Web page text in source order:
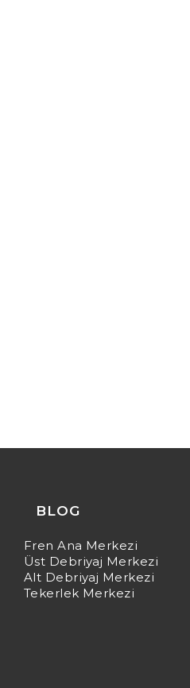
BLOG
Fren Ana Merkezi
Üst Debriyaj Merkezi
Alt Debriyaj Merkezi
Tekerlek Merkezi